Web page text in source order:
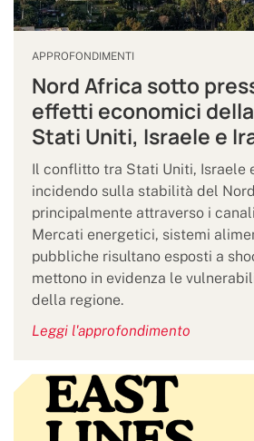
APPROFONDIMENTI
Nord Africa sotto
effetti economici
Stati Uniti, Israele e
Il conflitto tra Stati Uniti, Israele
incidendo sulla stabilità del
principalmente attraverso i
Mercati energetici, sistemi
pubbliche risultano esposti a
mettono in evidenza le
della regione.
Leggi l'approfondimento